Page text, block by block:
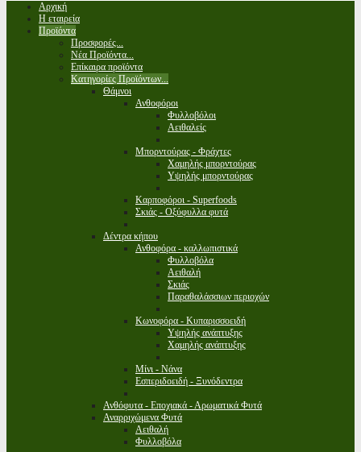
Αρχική
Η εταιρεία
Προϊόντα
Προσφορές...
Νέα Προϊόντα...
Επίκαιρα προϊόντα
Κατηγορίες Προϊόντων...
Θάμνοι
Ανθοφόροι
Φυλλοβόλοι
Αειθαλείς
Μπορντούρας - Φράχτες
Χαμηλής μπορντούρας
Υψηλής μπορντούρας
Καρποφόροι - Superfoods
Σκιάς - Οξύφυλλα φυτά
Δέντρα κήπου
Ανθοφόρα - καλλωπιστικά
Φυλλοβόλα
Αειθαλή
Σκιάς
Παραθαλάσσιων περιοχών
Κωνοφόρα - Κυπαρισσοειδή
Υψηλής ανάπτυξης
Χαμηλής ανάπτυξης
Μίνι - Νάνα
Εσπεριδοειδή - Ξυνόδεντρα
Ανθόφυτα - Εποχιακά - Αρωματικά Φυτά
Αναρριχώμενα Φυτά
Αειθαλή
Φυλλοβόλα